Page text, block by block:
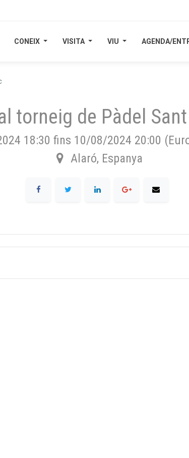
CONEIX VISITA VIU AGENDA/
CONEIX VISITA VIU AGENDA/
torneig de Pàdel
18:30 fins 10/08/2024 20:00 (
Alaró, Espanya